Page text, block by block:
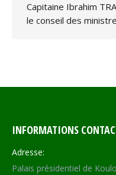
Capitaine Ibrahim
le conseil des
INFORMATIONS
Adresse:
Palais présidentiel de